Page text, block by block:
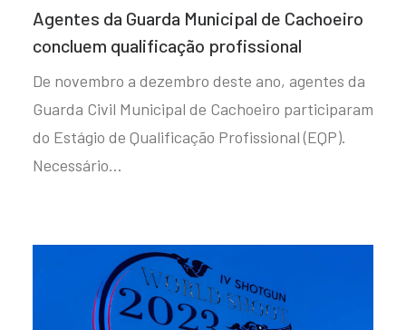
Agentes da Guarda Municipal de Cachoeiro
concluem qualificação profissional
De novembro a dezembro deste ano, agentes da
Guarda Civil Municipal de Cachoeiro participaram
do Estágio de Qualificação Profissional (EQP).
Necessário…